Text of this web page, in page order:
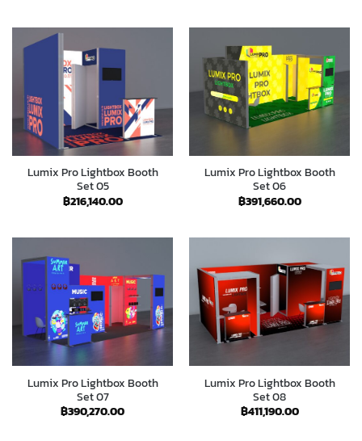
Lumix Pro Lightbox Booth
Set 05
฿216,140.00
Lumix Pro Lightbox Booth
Set 06
฿391,660.00
Lumix Pro Lightbox Booth
Set 07
฿390,270.00
Lumix Pro Lightbox Booth
Set 08
฿411,190.00